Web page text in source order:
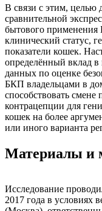
В связи с этим, целью
сравнительной
бытового применения
клинический статус,
показатели кошек.
определённый вклад
данных по оценке
БКП владельцами в
способствовать
контрацепции для
кошек на более
или иного варианта
Материалы и
Исследование
2017 года в условиях